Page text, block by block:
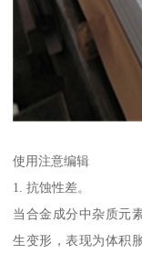
使用注意编辑
1. 抗蚀性差。
当合金成分中杂质元
生变形，表现为体积